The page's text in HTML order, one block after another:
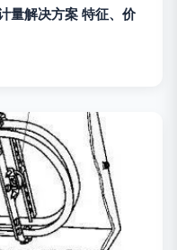
量解决方案 特征、价